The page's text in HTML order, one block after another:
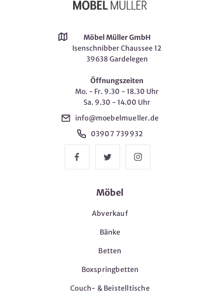
Möbel Müller GmbH
Isenschnibber Chaussee 12
39638 Gardelegen
Öffnungszeiten
Mo. - Fr. 9.30 - 18.30 Uhr
Sa. 9.30 - 14.00 Uhr
info@moebelmueller.de
03907 739932
Möbel
Abverkauf
Bänke
Betten
Boxspringbetten
Couch- & Beistelltische